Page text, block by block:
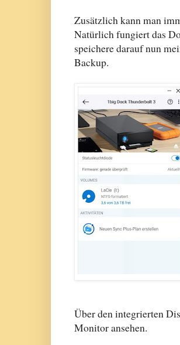
Zusätzlich kann man
Natürlich fungiert das
speichere darauf nun
Backup.
Über den integrierten
Monitor ansehen.